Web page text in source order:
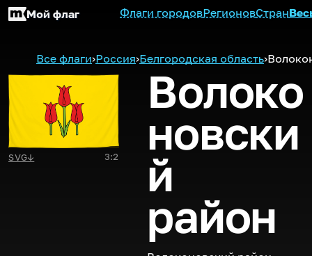
Мой флаг Флаги городовРегионовСтран
Все флаги›Россия›Белгородская область›
SVG↓ 3:2
Волоко
новски
й
район